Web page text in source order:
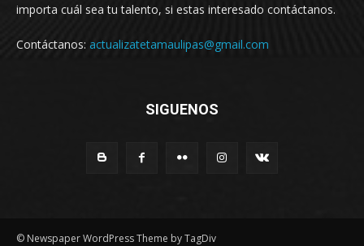
importa cuál sea tu talento, si estas interesado contáctanos.
Contáctanos: actualizatetamaulipas@gmail.com
SIGUENOS
© Newspaper WordPress Theme by TagDiv